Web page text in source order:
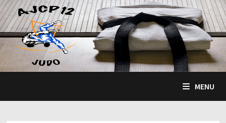
Passer
au
contenu
MENU